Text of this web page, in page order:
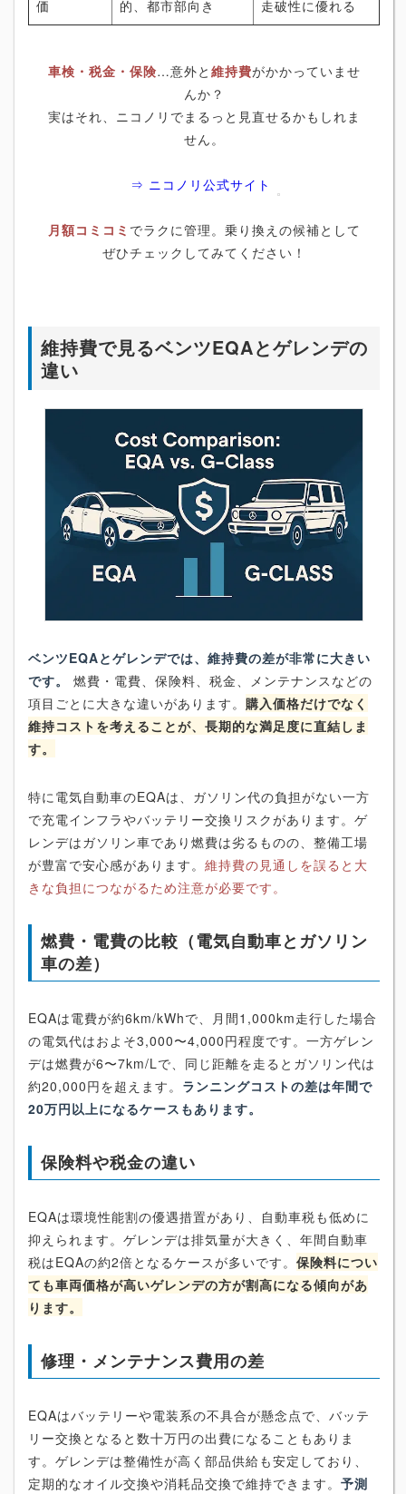
価 的、都市部向き 走破性に優れる
車検・税金・保険…意外と 維持費がかかっていませ
んか？
実はそれ、ニコノリでまるっと見直せるかもしれま
せん。
⇒ ニコノリ公式サイト
月額コミコミ でラクに管理。乗り換えの候補として
ぜひチェックしてみてください！
維持費で見るベンツEQAとゲレンデの
違い
ベンツEQAとゲレンデでは、維持費の差が非常に大きい
です。
燃費・電費、保険料、税金、メンテナンスなどの
項目ごとに大きな違いがあります。 購入価格だけでなく
維持コストを考えることが、長期的な満足度に直結しま
す。
特に電気自動車のEQAは、ガソリン代の負担がない一方
で充電インフラやバッテリー交換リスクがあります。ゲ
レンデはガソリン車であり燃費は劣るものの、整備工場
が豊富で安心感があります。 維持費の見通しを誤ると大
きな負担につながるため注意が必要です。
燃費・電費の比較（電気自動車とガソリン
車の差）
EQAは電費が約6km/kWhで、月間1,000km走行した場合
の電気代はおよそ3,000〜4,000円程度です。一方ゲレン
デは燃費が6〜7km/Lで、同じ距離を走るとガソリン代は
約20,000円を超えます。 ランニングコストの差は年間で
20万円以上になるケースもあります。
保険料や税金の違い
EQAは環境性能割の優遇措置があり、自動車税も低めに
抑えられます。ゲレンデは排気量が大きく、年間自動車
税はEQAの約2倍となるケースが多いです。 保険料につい
ても車両価格が高いゲレンデの方が割高になる傾向があ
ります。
修理・メンテナンス費用の差
EQAはバッテリーや電装系の不具合が懸念点で、バッテ
リー交換となると数十万円の出費になることもありま
す。ゲレンデは整備性が高く部品供給も安定しており、
定期的なオイル交換や消耗品交換で維持できます。 予測